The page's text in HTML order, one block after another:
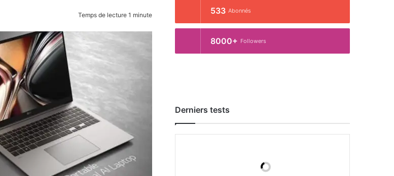
Temps de lecture 1 minute 533 Abonnés
8000+ Followers
Derniers tests